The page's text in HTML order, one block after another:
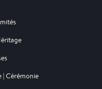
| Cérémonie